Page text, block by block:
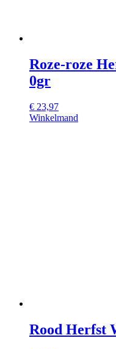
Roze-roze
0gr
€ 23,97
Winkelmand
Rood Herfst